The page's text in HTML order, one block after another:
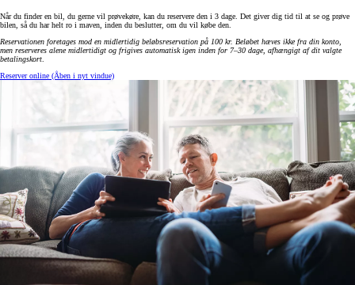
Når du finder en bil, du gerne vil prøvekøre, kan du reservere den i 3 dage. Det giver dig tid til at se og prøve
bilen, så du har helt ro i maven, inden du beslutter, om du vil købe den.
Reservationen foretages mod en midlertidig beløbsreservation på 100 kr. Beløbet hæves ikke fra din konto,
men reserveres alene midlertidigt og frigives automatisk igen inden for 7–30 dage, afhængigt af dit valgte
betalingskort.
Reserver online (Åben i nyt vindue)